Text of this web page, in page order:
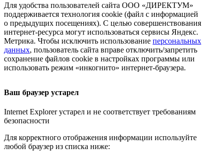
Для удобства пользователей сайта ООО «ДИРЕКТУМ»
поддерживается технология cookie (файл с информацией
о предыдущих посещениях). С целью совершенствования
интернет-ресурса могут использоваться сервисы Яндекс.
Метрика. Чтобы исключить использование персональных
данных, пользователь сайта вправе отключить/запретить
сохранение файлов cookie в настройках программы или
использовать режим «инкогнито» интернет-браузера.
Ваш браузер устарел
Internet Explorer устарел и не соответствует требованиям
безопасности
Для корректного отображения информации используйте
любой браузер из списка ниже: